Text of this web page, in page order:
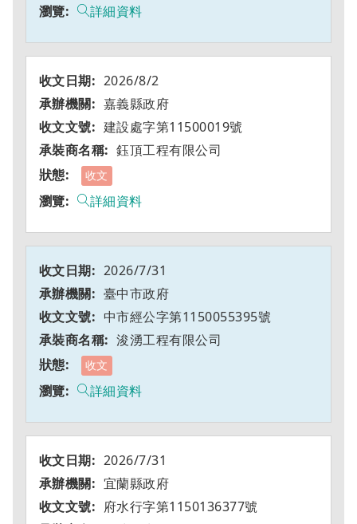
詳細資料
2026/8/2
嘉義縣政府
建設處字第11500019號
鈺頂工程有限公司
收文
詳細資料
2026/7/31
臺中市政府
中市經公字第1150055395號
浚湧工程有限公司
收文
詳細資料
2026/7/31
宜蘭縣政府
府水行字第1150136377號